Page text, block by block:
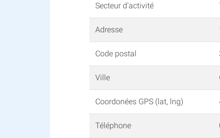
Secteur d'activité
Adresse
Code postal
Ville
Coordonées GPS (lat, lng)
Téléphone